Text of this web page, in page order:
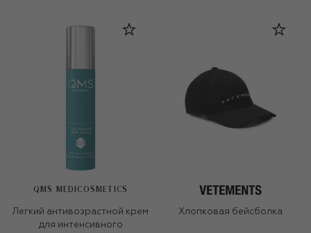
QMS MEDICOSMETICS
Легкий антивозрастной крем
для интенсивного
Хлопковая бейсболка